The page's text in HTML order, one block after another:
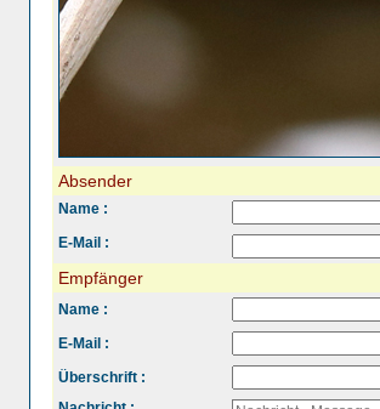
Absender
Name :
E-Mail :
Empfänger
Name :
E-Mail :
Überschrift :